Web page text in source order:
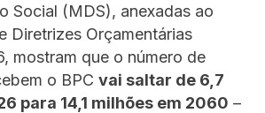
Social (MDS), anexadas ao
Diretrizes Orçamentárias
mostram que o número de
o BPC vai saltar de 6,7
para 14,1 milhões em 2060 –